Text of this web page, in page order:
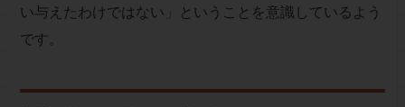
い与えたわけではない」ということを意識しているよう
です。